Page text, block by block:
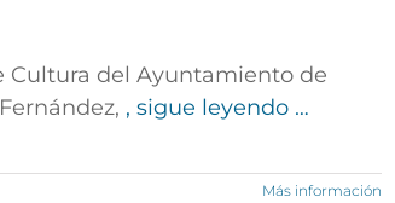
Cultura del Ayuntamiento de
, , sigue leyendo …
Más información